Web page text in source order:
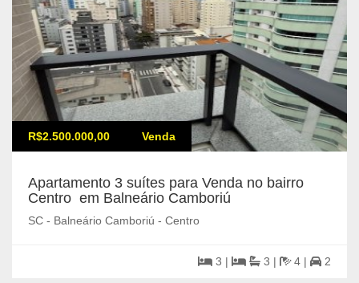
R$2.500.000,00 Venda
Apartamento 3 suítes para Venda no bairro
Centro em Balneário Camboriú
SC - Balneário Camboriú - Centro
3 | 3 | 4 | 2